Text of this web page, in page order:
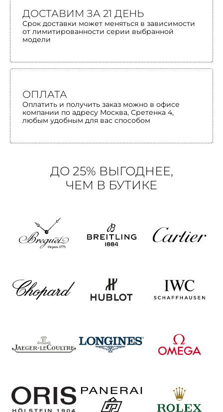
ДОСТАВИМ ЗА 21 ДЕНЬ
Срок доставки может меняться в зависимости
от лимитированности серии выбранной
модели
ОПЛАТА
Оплатить и получить заказ можно в офисе
компании по адресу Москва, Сретенка 4,
любым удобным для вас способом
ДО 25% ВЫГОДНЕЕ,
ЧЕМ В БУТИКЕ